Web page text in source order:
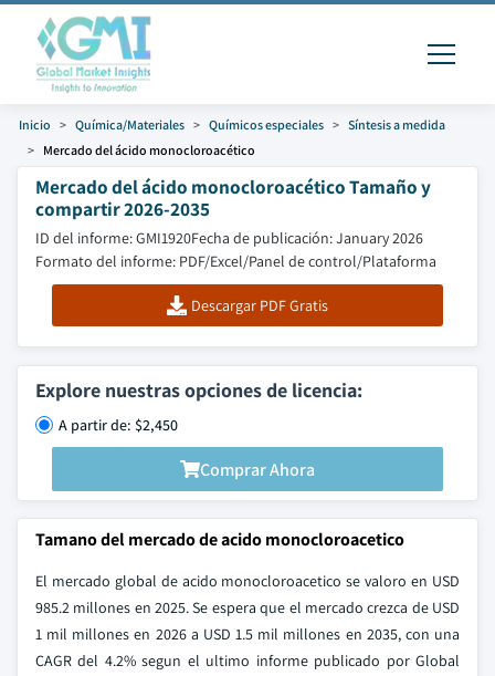
Inicio Química/Materiales Químicos especiales
Síntesis a medida
Mercado del ácido monocloroacético
Mercado del ácido monocloroacético Tamaño y
compartir 2026-2035
ID del informe: GMI1920Fecha de publicación: January 2026
Formato del informe: PDF/Excel/Panel de control/Plataforma
Descargar PDF Gratis
Explore nuestras opciones de licencia:
A partir de: $2,450
Comprar Ahora
Tamano del mercado de acido monocloroacetico
El mercado global de acido monocloroacetico se valoro en USD
985.2 millones en 2025. Se espera que el mercado crezca de USD
1 mil millones en 2026 a USD 1.5 mil millones en 2035, con una
CAGR del 4.2% segun el ultimo informe publicado por Global